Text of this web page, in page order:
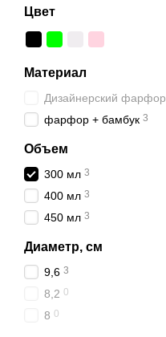
Цвет
Материал
Дизайнерский фарфор
фарфор + бамбук 3
Объем
300 мл 3
400 мл 3
450 мл 3
Диаметр, см
9,6 3
8,2 0
8 0